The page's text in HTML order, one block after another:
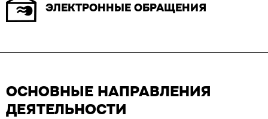
ЭЛЕКТРОННЫЕ ОБРАЩЕНИЯ
ОСНОВНЫЕ НАПРАВЛЕНИЯ
ДЕЯТЕЛЬНОСТИ